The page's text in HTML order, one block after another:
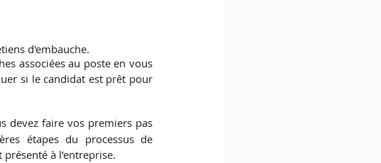
d'embauche.
associées au poste en vous
si le candidat est prêt pour
devez faire vos premiers pas
étapes du processus de
à l’entreprise.